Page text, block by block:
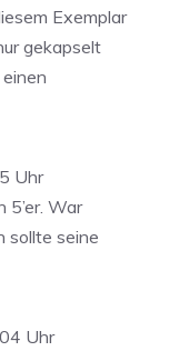
Exemplar
gekapselt
Uhr
War
sollte seine
Uhr